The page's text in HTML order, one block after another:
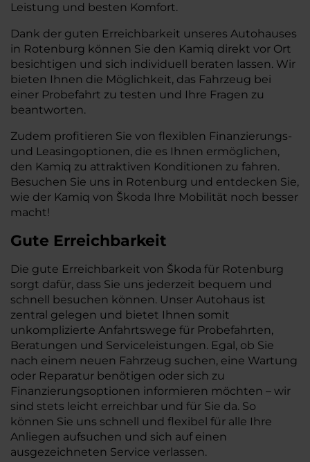
Leistung und besten Komfort.
Dank der guten Erreichbarkeit unseres Autohauses
in Rotenburg können Sie den Kamiq direkt vor Ort
besichtigen und sich individuell beraten lassen. Wir
bieten Ihnen die Möglichkeit, das Fahrzeug bei
einer Probefahrt zu testen und Ihre Fragen zu
beantworten.
Zudem profitieren Sie von flexiblen Finanzierungs-
und Leasingoptionen, die es Ihnen ermöglichen,
den Kamiq zu attraktiven Konditionen zu fahren.
Besuchen Sie uns in Rotenburg und entdecken Sie,
wie der Kamiq von Škoda Ihre Mobilität noch besser
macht!
Gute Erreichbarkeit
Die gute Erreichbarkeit von Škoda für Rotenburg
sorgt dafür, dass Sie uns jederzeit bequem und
schnell besuchen können. Unser Autohaus ist
zentral gelegen und bietet Ihnen somit
unkomplizierte Anfahrtswege für Probefahrten,
Beratungen und Serviceleistungen. Egal, ob Sie
nach einem neuen Fahrzeug suchen, eine Wartung
oder Reparatur benötigen oder sich zu
Finanzierungsoptionen informieren möchten – wir
sind stets leicht erreichbar und für Sie da. So
können Sie uns schnell und flexibel für alle Ihre
Anliegen aufsuchen und sich auf einen
ausgezeichneten Service verlassen.